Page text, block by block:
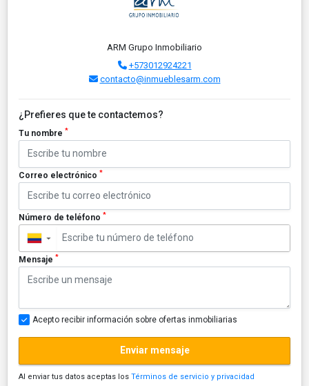
ARM Grupo Inmobiliario
+573012924221
contacto@inmueblesarm.com
¿Prefieres que te contactemos?
Tu nombre *
Correo electrónico *
Número de teléfono *
▼
Mensaje *
Acepto recibir información sobre ofertas inmobiliarias
Enviar mensaje
Al enviar tus datos aceptas los Términos de servicio y privacidad